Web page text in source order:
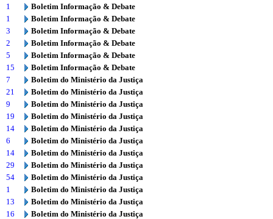
1
Boletim Informação & Debate
1
Boletim Informação & Debate
3
Boletim Informação & Debate
2
Boletim Informação & Debate
5
Boletim Informação & Debate
15
Boletim Informação & Debate
7
Boletim do Ministério da Justiça
21
Boletim do Ministério da Justiça
9
Boletim do Ministério da Justiça
19
Boletim do Ministério da Justiça
14
Boletim do Ministério da Justiça
6
Boletim do Ministério da Justiça
14
Boletim do Ministério da Justiça
29
Boletim do Ministério da Justiça
54
Boletim do Ministério da Justiça
1
Boletim do Ministério da Justiça
13
Boletim do Ministério da Justiça
16
Boletim do Ministério da Justiça